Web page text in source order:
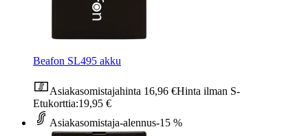
Beafon SL495 akku
Asiakasomistajahinta 16,96 €Hinta ilman S-
Etukorttia:19,95 €
Asiakasomistaja-alennus-15 %